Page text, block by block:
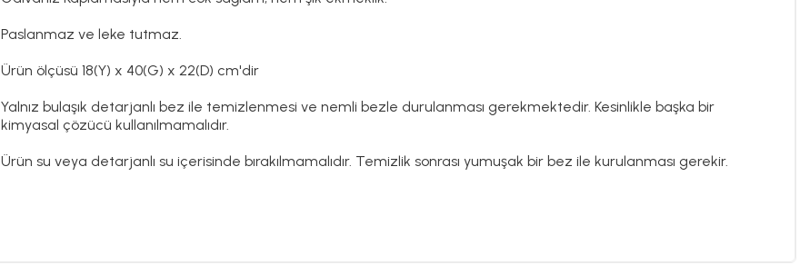
Paslanmaz ve leke tutmaz.
Ürün ölçüsü 18(Y) x 40(G) x 22(D) cm'dir
Yalnız bulaşık detarjanlı bez ile temizlenmesi ve nemli bezle durulanması gerekmektedir. Kesinlikle başka bir
kimyasal çözücü kullanılmamalıdır.
Ürün su veya detarjanlı su içerisinde bırakılmamalıdır. Temizlik sonrası yumuşak bir bez ile kurulanması gerekir.